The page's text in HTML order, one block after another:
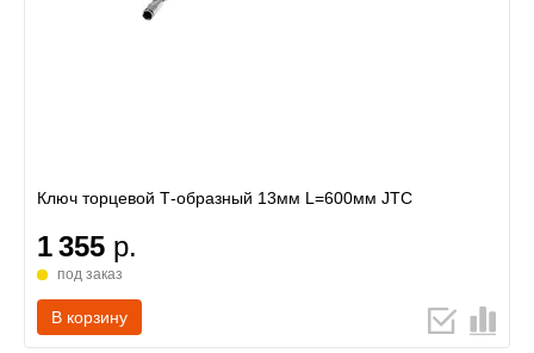
Ключ торцевой Т-образный 13мм L=600мм JTC
1 355 р.
под заказ
В корзину